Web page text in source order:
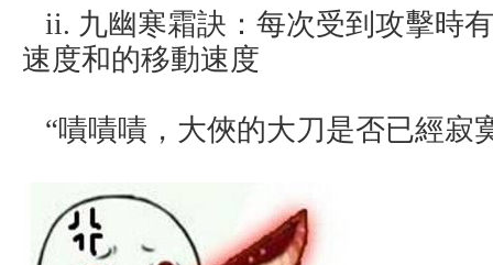
ii. 九幽寒霜訣：每次受到攻擊時
速度和的移動速度
“嘖嘖嘖，大俠的大刀是否已經寂